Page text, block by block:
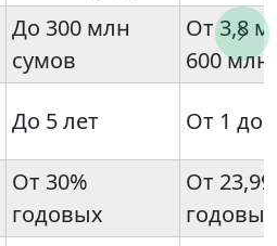
До 300 млн
сумов
От 3,8
600 млн
До 5 лет От 1 до
От 30%
годовых
От
годовых